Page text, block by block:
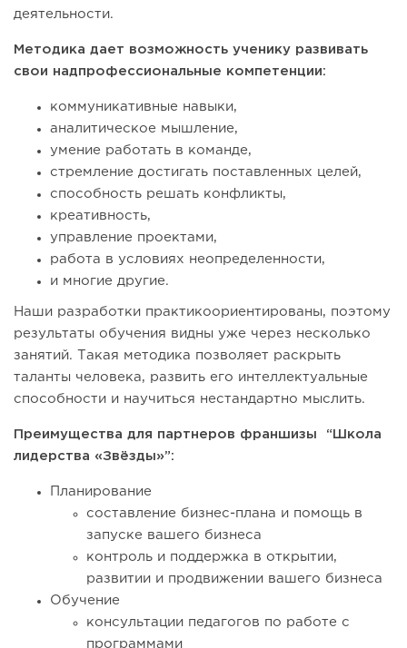
деятельности.
Методика дает возможность ученику развивать
свои надпрофессиональные компетенции:
коммуникативные навыки,
аналитическое мышление,
умение работать в команде,
стремление достигать поставленных целей,
способность решать конфликты,
креативность,
управление проектами,
работа в условиях неопределенности,
и многие другие.
Наши разработки практикоориентированы, поэтому
результаты обучения видны уже через несколько
занятий. Такая методика позволяет раскрыть
таланты человека, развить его интеллектуальные
способности и научиться нестандартно мыслить.
Преимущества для партнеров франшизы “Школа
лидерства «Звёзды»”:
Планирование
составление бизнес-плана и помощь в
запуске вашего бизнеса
контроль и поддержка в открытии,
развитии и продвижении вашего бизнеса
Обучение
консультации педагогов по работе с
программами